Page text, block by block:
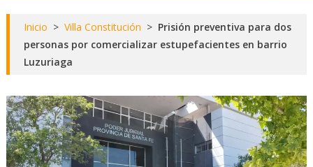
Inicio > Villa Constitución > Prisión preventiva para dos
personas por comercializar estupefacientes en barrio
Luzuriaga